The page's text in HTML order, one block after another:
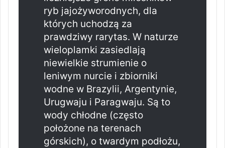
ryb jajożyworodnych, dla
których uchodzą za
prawdziwy rarytas. W naturze
wieloplamki zasiedlają
niewielkie strumienie o
leniwym nurcie i zbiorniki
wodne w Brazylii, Argentynie,
Urugwaju i Paragwaju. Są to
wody chłodne (często
położone na terenach
górskich), o twardym podłożu,